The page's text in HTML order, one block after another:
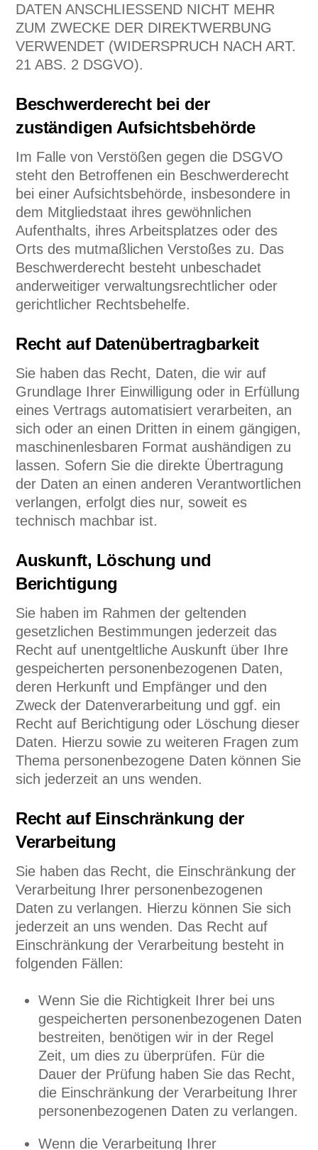
DATEN ANSCHLIESSEND NICHT MEHR
ZUM ZWECKE DER DIREKTWERBUNG
VERWENDET (WIDERSPRUCH NACH ART.
21 ABS. 2 DSGVO).
Beschwerde­recht bei der
zuständigen Aufsichts­behörde
Im Falle von Verstößen gegen die DSGVO
steht den Betroffenen ein Beschwerderecht
bei einer Aufsichtsbehörde, insbesondere in
dem Mitgliedstaat ihres gewöhnlichen
Aufenthalts, ihres Arbeitsplatzes oder des
Orts des mutmaßlichen Verstoßes zu. Das
Beschwerderecht besteht unbeschadet
anderweitiger verwaltungsrechtlicher oder
gerichtlicher Rechtsbehelfe.
Recht auf Daten­übertrag­barkeit
Sie haben das Recht, Daten, die wir auf
Grundlage Ihrer Einwilligung oder in Erfüllung
eines Vertrags automatisiert verarbeiten, an
sich oder an einen Dritten in einem gängigen,
maschinenlesbaren Format aushändigen zu
lassen. Sofern Sie die direkte Übertragung
der Daten an einen anderen Verantwortlichen
verlangen, erfolgt dies nur, soweit es
technisch machbar ist.
Auskunft, Löschung und
Berichtigung
Sie haben im Rahmen der geltenden
gesetzlichen Bestimmungen jederzeit das
Recht auf unentgeltliche Auskunft über Ihre
gespeicherten personenbezogenen Daten,
deren Herkunft und Empfänger und den
Zweck der Datenverarbeitung und ggf. ein
Recht auf Berichtigung oder Löschung dieser
Daten. Hierzu sowie zu weiteren Fragen zum
Thema personenbezogene Daten können Sie
sich jederzeit an uns wenden.
Recht auf Einschränkung der
Verarbeitung
Sie haben das Recht, die Einschränkung der
Verarbeitung Ihrer personenbezogenen
Daten zu verlangen. Hierzu können Sie sich
jederzeit an uns wenden. Das Recht auf
Einschränkung der Verarbeitung besteht in
folgenden Fällen:
Wenn Sie die Richtigkeit Ihrer bei uns
gespeicherten personenbezogenen Daten
bestreiten, benötigen wir in der Regel
Zeit, um dies zu überprüfen. Für die
Dauer der Prüfung haben Sie das Recht,
die Einschränkung der Verarbeitung Ihrer
personenbezogenen Daten zu verlangen.
Wenn die Verarbeitung Ihrer